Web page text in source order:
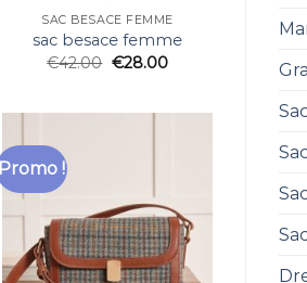
SAC BESACE FEMME
sac besace femme
€42.00 €28.00
Promo !